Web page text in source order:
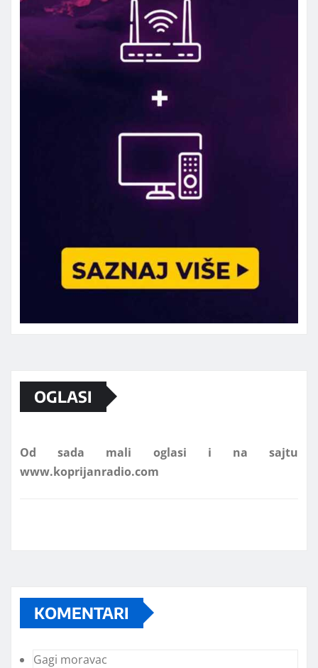
OGLASI
Od sada mali oglasi i na sajtu
KOMENTARI
Gagi moravac